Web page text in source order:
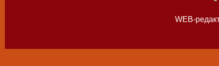
WEB-